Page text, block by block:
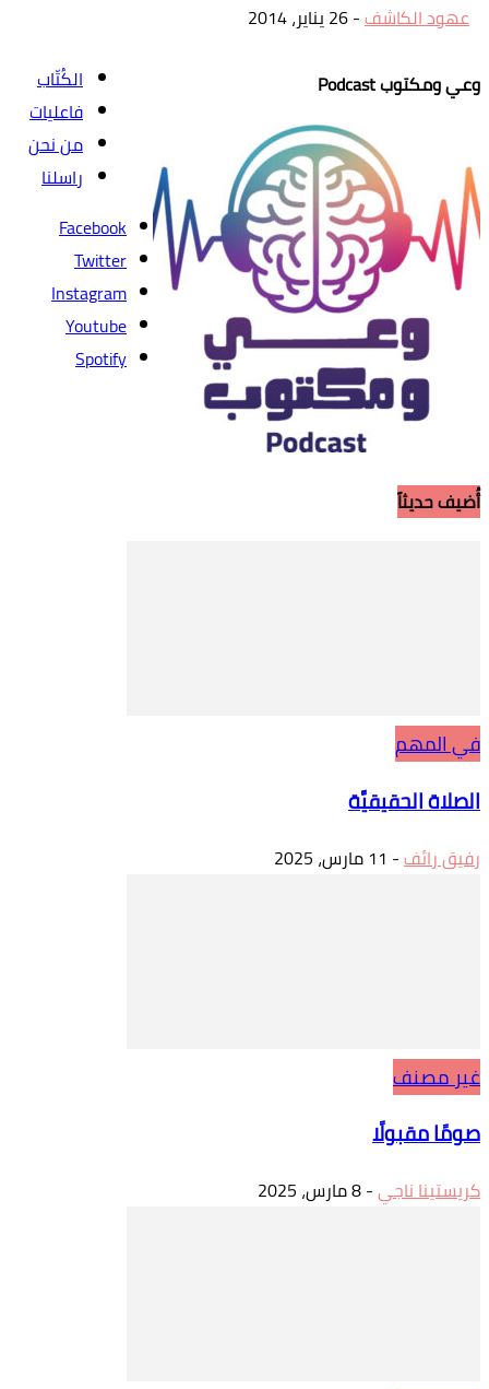
عهود الكاشف-26 يناير، 2014
وعي ومكتوب Podcast
أُضيف حديثاً
في المهم
الصلاة الحقيقيَّة
رفيق رائف- 11 مارس، 2025
غير مصنف
صومًا مقبولًا
كريستينا ناجي-8 مارس، 2025
الكُتّاب
فاعليات
من نحن
راسلنا
Facebook
Twitter
Instagram
Youtube
Spotify